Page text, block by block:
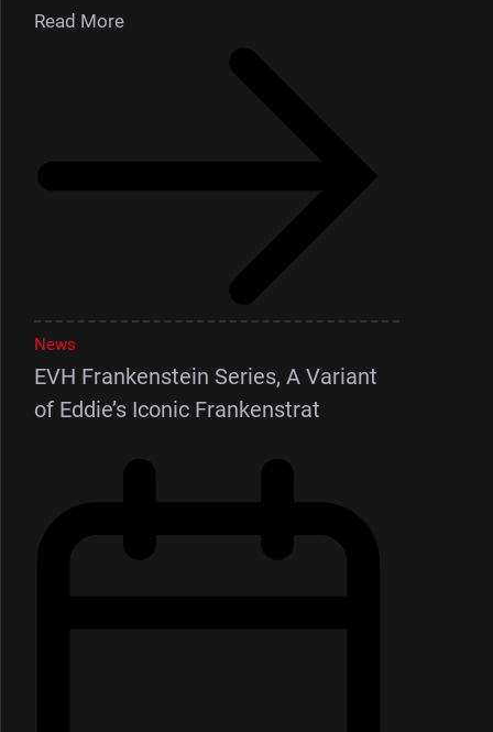
Read More
News
EVH Frankenstein Series, A Variant
of Eddie’s Iconic Frankenstrat